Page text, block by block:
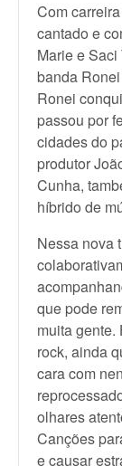
Com
cantado e
Marie e
banda
Ronei
passou por
cidades do
produtor
Cunha,
híbrido de
Nessa nova
que pode
muita gente.
rock, ainda
cara com
olhares
Canções
e causar